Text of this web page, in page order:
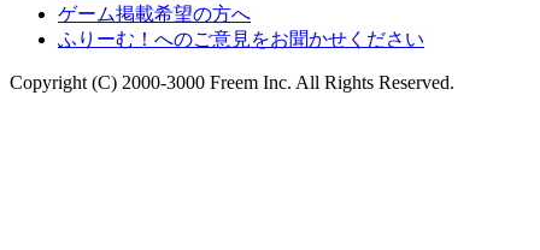
ゲーム掲載希望の方へ
ふりーむ！へのご意見をお聞かせください
Copyright (C) 2000-3000 Freem Inc. All Rights Reserved.